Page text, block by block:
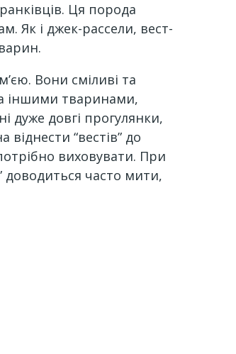
Ця порода
Як і джек-рассели, вест-
Вони сміливі та
іншими тваринами,
дуже довгі прогулянки,
“вестів” до
виховувати. При
доводиться часто мити,